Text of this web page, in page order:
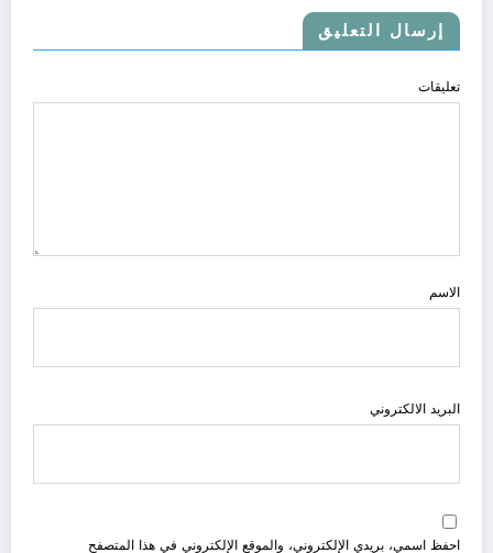
إرسال التعليق
تعليقات
الاسم
البريد الالكتروني
احفظ اسمي، بريدي الإلكتروني، والموقع الإلكتروني في هذا المتصفح